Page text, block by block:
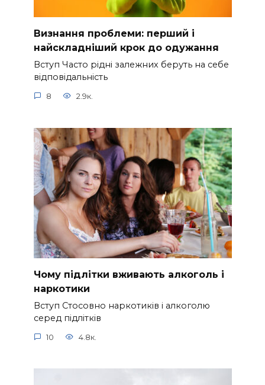
Визнання проблеми: перший і
найскладніший крок до одужання
Вступ Часто рідні залежних беруть на себе
відповідальність
8 2.9к.
Чому підлітки вживають алкоголь і
наркотики
Вступ Стосовно наркотиків і алкоголю
серед підлітків
10 4.8к.